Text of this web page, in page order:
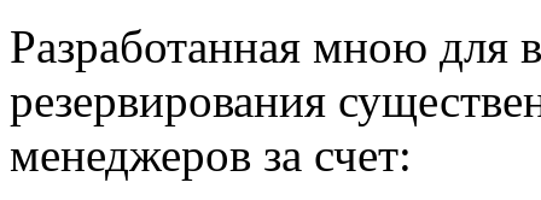
Разработанная мною для
резервирования
менеджеров за счет: